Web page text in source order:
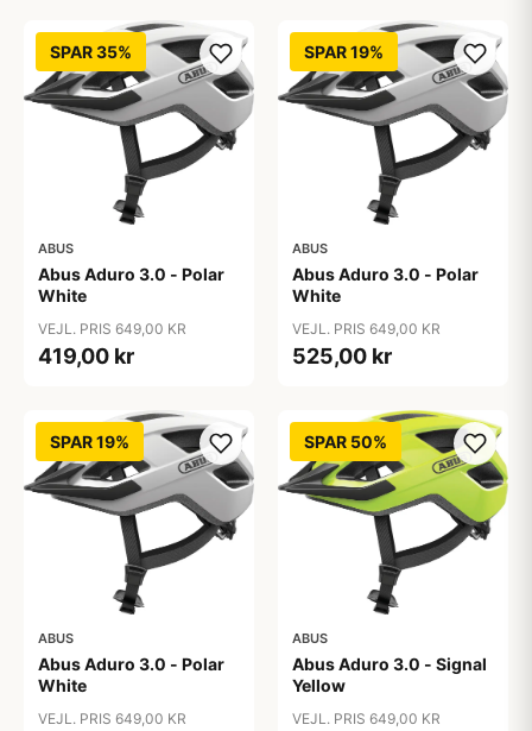
SPAR 35%
ABUS
Abus Aduro 3.0 - Polar
White
VEJL. PRIS 649,00 KR
419,00 kr
SPAR 19%
ABUS
Abus Aduro 3.0 - Polar
White
VEJL. PRIS 649,00 KR
525,00 kr
SPAR 19%
ABUS
Abus Aduro 3.0 - Polar
White
VEJL. PRIS 649,00 KR
SPAR 50%
ABUS
Abus Aduro 3.0 - Signal
Yellow
VEJL. PRIS 649,00 KR